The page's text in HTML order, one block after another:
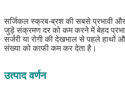
सर्जिकल स्क्रब-ब्रश की सबसे प्रभावी
जुड़े संक्रमण दर को कम करने में बेहद
सर्जरी या रोगी की देखभाल से पहले हाथों
संख्या को काफी कम कर देता है।
उत्पाद वर्णन